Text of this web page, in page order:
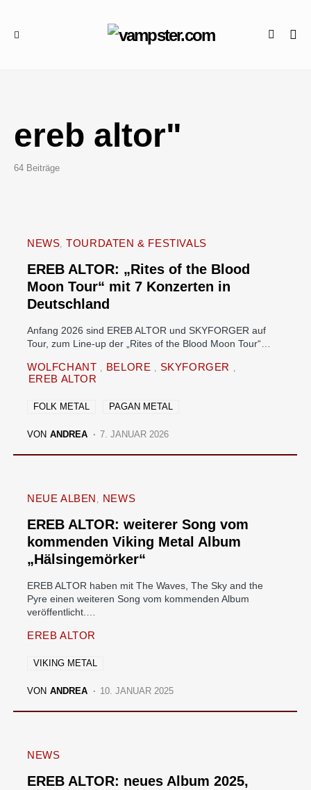
ereb altor"
64 Beiträge
NEWS TOURDATEN & FESTIVALS
EREB ALTOR: „Rites of the Blood
Moon Tour“ mit 7 Konzerten in
Deutschland
Anfang 2026 sind EREB ALTOR und SKYFORGER auf
Tour, zum Line-up der „Rites of the Blood Moon Tour“…
WOLFCHANT BELORE
SKYFORGER
EREB ALTOR
FOLK METAL PAGAN METAL
VON ANDREA 7. JANUAR 2026
NEUE ALBEN NEWS
EREB ALTOR: weiterer Song vom
kommenden Viking Metal Album
„Hälsingemörker“
EREB ALTOR haben mit The Waves, The Sky and the
Pyre einen weiteren Song vom kommenden Album
veröffentlicht.…
EREB ALTOR
VIKING METAL
VON ANDREA 10. JANUAR 2025
NEWS
EREB ALTOR: neues Album 2025,